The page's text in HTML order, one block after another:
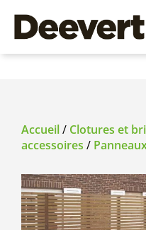
Accueil/ Clotures et
accessoires /